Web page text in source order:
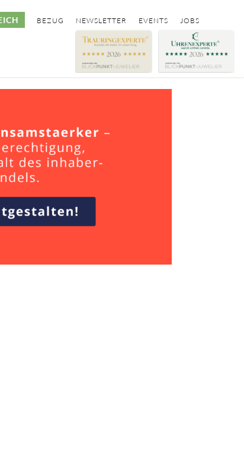
BEZUG NEWSLETTER EVENTS JOBS